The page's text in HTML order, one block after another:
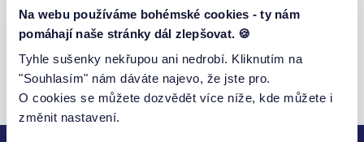
Na webu používáme bohémské cookies - ty nám
pomáhají naše stránky dál zlepšovat. 🍪
Tyhle sušenky nekřupou ani nedrobí. Kliknutím na
"Souhlasím" nám dáváte najevo, že jste pro.
O cookies se můžete dozvědět více níže, kde můžete i
změnit nastavení.
Zde